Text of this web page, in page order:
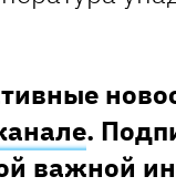
.
важной